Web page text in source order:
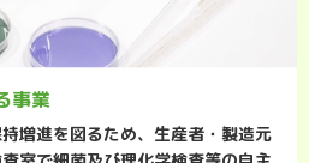
事業
増進を図るため、生産者・製造元